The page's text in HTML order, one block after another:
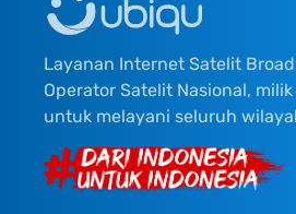
Layanan Internet Satelit
Operator Satelit Nasional,
untuk melayani seluruh